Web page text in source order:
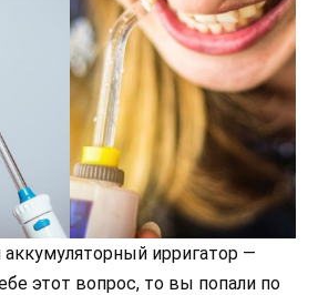
ирригатор —
этот вопрос, то вы попали по